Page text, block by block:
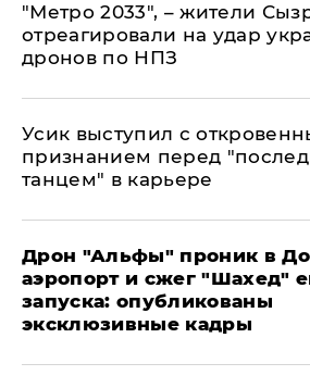
"Метро 2033", – жители
отреагировали на удар
дронов по НПЗ
Усик выступил с
признанием перед
танцем" в карьере
Дрон "Альфы" проник в
аэропорт и сжег "Шахед"
запуска: опубликованы
эксклюзивные кадры